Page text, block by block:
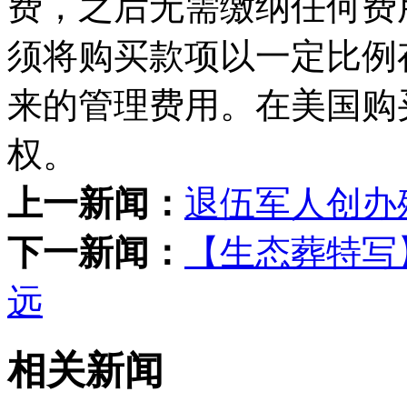
须将购买款项以一定比
来的管理费用。在美国
权。
上一新闻： 退伍军人创
下一新闻：
【生态葬特
远
相关新闻